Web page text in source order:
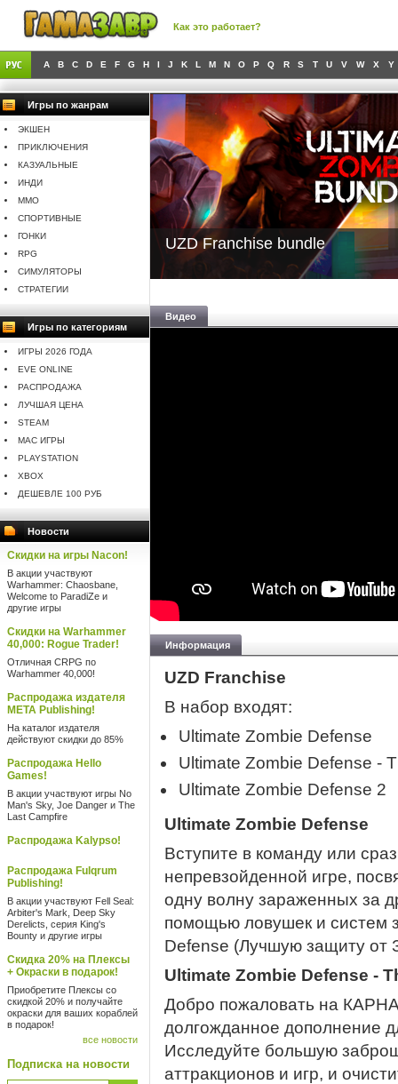
Как это работает?
A B C D E F G H I J K L M N O P Q R S T U V W X Y
Игры по жанрам
ЭКШЕН
ПРИКЛЮЧЕНИЯ
КАЗУАЛЬНЫЕ
ИНДИ
MMO
СПОРТИВНЫЕ
ГОНКИ
RPG
СИМУЛЯТОРЫ
СТРАТЕГИИ
Игры по категориям
ИГРЫ 2026 ГОДА
EVE ONLINE
РАСПРОДАЖА
ЛУЧШАЯ ЦЕНА
STEAM
MAC ИГРЫ
PLAYSTATION
XBOX
ДЕШЕВЛЕ 100 РУБ
Новости
Скидки на игры Nacon!
В акции участвуют
Warhammer: Chaosbane,
Welcome to ParadiZe и
другие игры
Скидки на Warhammer
40,000: Rogue Trader!
Отличная CRPG по
Warhammer 40,000!
Распродажа издателя
META Publishing!
На каталог издателя
действуют скидки до 85%
Распродажа Hello
Games!
В акции участвуют игры No
Man's Sky, Joe Danger и The
Last Campfire
Распродажа Kalypso!
Распродажа Fulqrum
Publishing!
В акции участвуют Fell Seal:
Arbiter's Mark, Deep Sky
Derelicts, серия King's
Bounty и другие игры
Скидка 20% на Плексы
+ Окраски в подарок!
Приобретите Плексы со
скидкой 20% и получайте
окраски для ваших кораблей
в подарок!
все новости
Подписка на новости
UZD Franchise bundle
Видео
Информация
UZD Franchise
В набор входят:
Ultimate Zombie Defense
Ultimate Zombie Defense -
Ultimate Zombie Defense 2
Ultimate Zombie Defense
Вступите в команду или
непревзойденной игре,
одну волну зараженных за
помощью ловушек и систем
Defense (Лучшую защиту от
Ultimate Zombie Defense -
Добро пожаловать на
долгожданное дополнение
Исследуйте большую
аттракционов и игр, и